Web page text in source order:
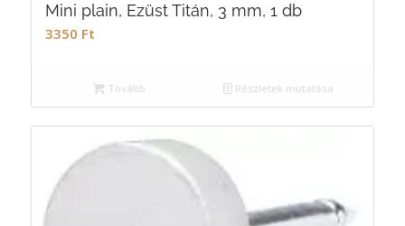
Mini plain, Ezüst Titán, 3 mm, 1 db
3350 Ft
Tovább Részletek mutatása